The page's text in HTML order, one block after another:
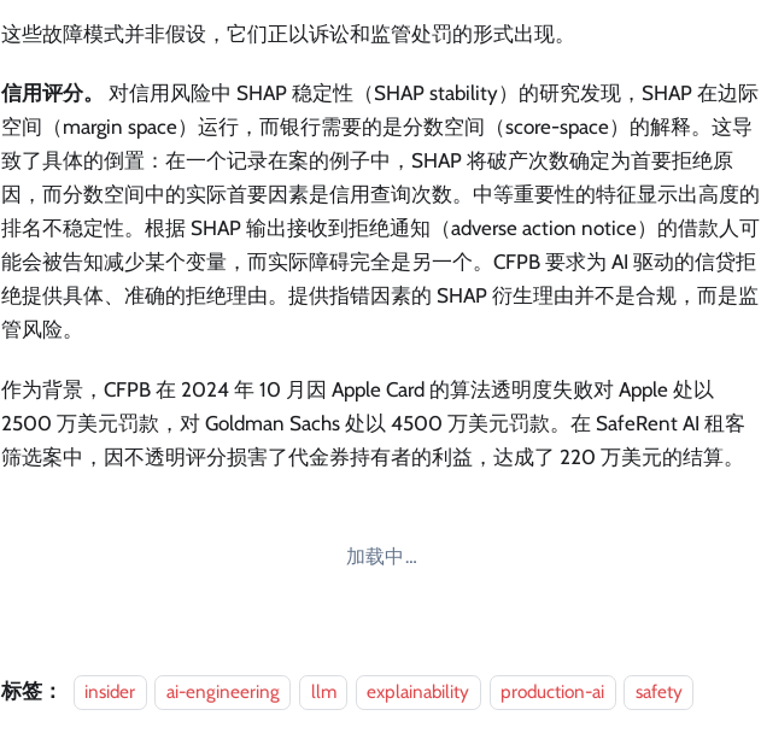
这些故障模式并非假设，它们正以诉讼和监管处罚的形式出现。
信用评分。
对信用风险中 SHAP 稳定性（SHAP stability）的研究发现，SHAP 在边际
空间（margin space）运行，而银行需要的是分数空间（score-space）的解释。这导
致了具体的倒置：在一个记录在案的例子中，SHAP 将破产次数确定为首要拒绝原
因，而分数空间中的实际首要因素是信用查询次数。中等重要性的特征显示出高度的
排名不稳定性。根据 SHAP 输出接收到拒绝通知（adverse action notice）的借款人可
能会被告知减少某个变量，而实际障碍完全是另一个。CFPB 要求为 AI 驱动的信贷拒
绝提供具体、准确的拒绝理由。提供指错因素的 SHAP 衍生理由并不是合规，而是监
管风险。
作为背景，CFPB 在 2024 年 10 月因 Apple Card 的算法透明度失败对 Apple 处以
2500 万美元罚款，对 Goldman Sachs 处以 4500 万美元罚款。在 SafeRent AI 租客
筛选案中，因不透明评分损害了代金券持有者的利益，达成了 220 万美元的结算。
加载中…
标签： insider ai-engineering llm explainability production-ai safety